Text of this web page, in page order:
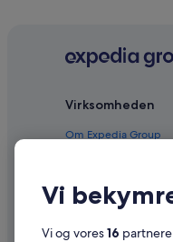
Virksomheden
Om Expedia Group
Registrer dit
Vi
Vi og vores16